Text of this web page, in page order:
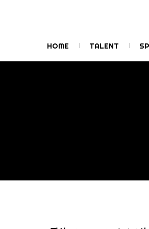
HOME TALENT